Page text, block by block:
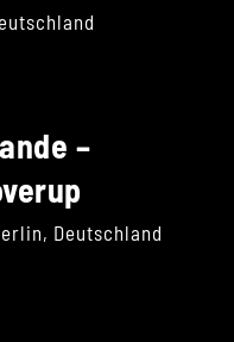
–
Deutschland